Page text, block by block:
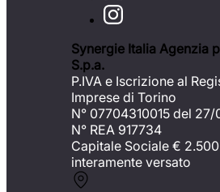
Synergie Italia Agenzia
S.p.a.
P.IVA e Iscrizione al
Imprese di Torino
N° 07704310015 del 27/
N° REA 917734
Capitale Sociale €
interamente versato